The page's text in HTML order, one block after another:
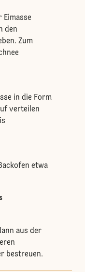
Eimasse
den
Zum
in die Form
verteilen
etwa
aus der
bestreuen.